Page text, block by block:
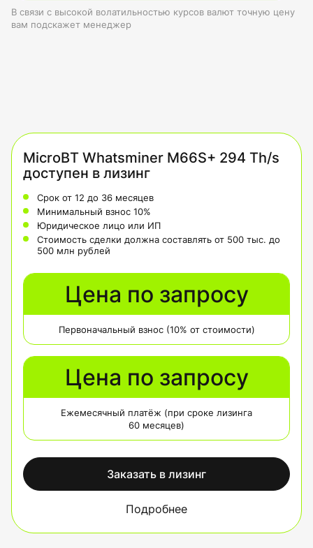
В связи с высокой волатильностью курсов валют точную цену
вам подскажет менеджер
MicroBT Whatsminer M66S+ 294 Th/s
доступен в лизинг
Срок от 12 до 36 месяцев
Минимальный взнос 10%
Юридическое лицо или ИП
Стоимость сделки должна составлять от 500 тыс. до
500 млн рублей
Цена по запросу
Первоначальный взнос (10% от стоимости)
Цена по запросу
Ежемесячный платёж (при сроке лизинга
60 месяцев)
Заказать в лизинг
Подробнее